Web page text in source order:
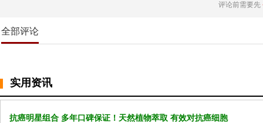
评论前需要先
全部评论
实用资讯
抗癌明星组合 多年口碑保证！天然植物萃取 有效对抗癌细胞